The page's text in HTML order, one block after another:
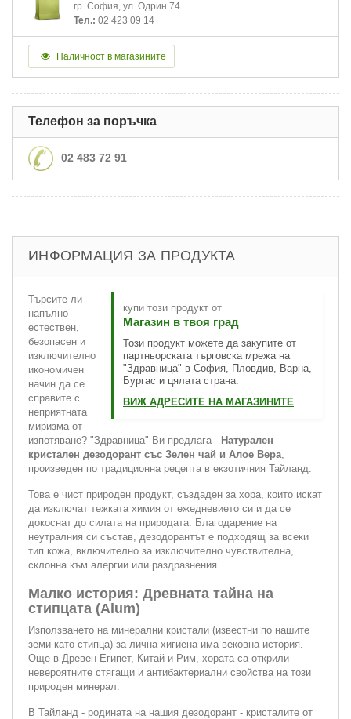
гр. София, ул. Одрин 74
Тел.: 02 423 09 14
Наличност в магазините
Телефон за поръчка
02 483 72 91
ИНФОРМАЦИЯ ЗА ПРОДУКТА
купи този продукт от
Магазин в твоя град
Този продукт можете да закупите от
партньорската търговска мрежа на
"Здравница" в София, Пловдив, Варна,
Бургас и цялата страна.
ВИЖ АДРЕСИТЕ НА МАГАЗИНИТЕ
Търсите ли
напълно
естествен,
безопасен и
изключително
икономичен
начин да се
справите с
неприятната
миризма от
изпотяване? "Здравница" Ви предлага - Натурален
кристален дезодорант със Зелен чай и Алое Вера,
произведен по традиционна рецепта в екзотичния Тайланд.
Това е чист природен продукт, създаден за хора, които искат
да изключат тежката химия от ежедневието си и да се
докоснат до силата на природата. Благодарение на
неутралния си състав, дезодорантът е подходящ за всеки
тип кожа, включително за изключително чувствителна,
склонна към алергии или раздразнения.
Малко история: Древната тайна на
стипцата (Alum)
Използването на минерални кристали (известни по нашите
земи като стипца) за лична хигиена има вековна история.
Още в Древен Египет, Китай и Рим, хората са открили
невероятните стягащи и антибактериални свойства на този
природен минерал.
В Тайланд - родината на нашия дезодорант - кристалите от